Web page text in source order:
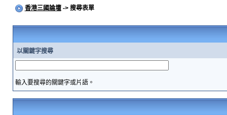
香港三國論壇-> 搜尋表單
以關鍵字搜尋
輸入要搜尋的關鍵字或片語。